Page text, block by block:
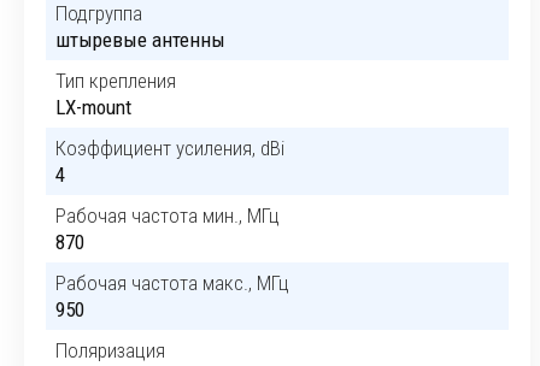
Подгруппа
штыревые антенны
Тип крепления
LX-mount
Коэффициент усиления, dBi
4
Рабочая частота мин., МГц
870
Рабочая частота макс., МГц
950
Поляризация